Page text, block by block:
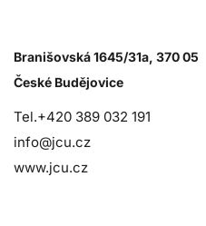
Branišovská 1645/31a, 370 05
České Budějovice
Tel.+420 389 032 191
info@jcu.cz
www.jcu.cz